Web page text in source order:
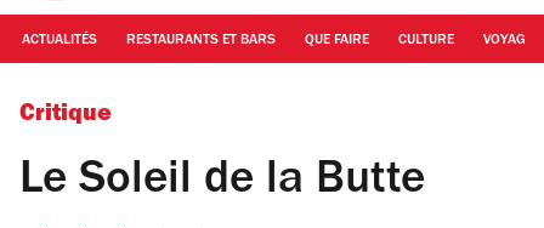
ACTUALITÉS RESTAURANTS ET BARS QUE FAIRE CULTURE VOYAGE
© Chloé Chester
Critique
Le Soleil de la Butte